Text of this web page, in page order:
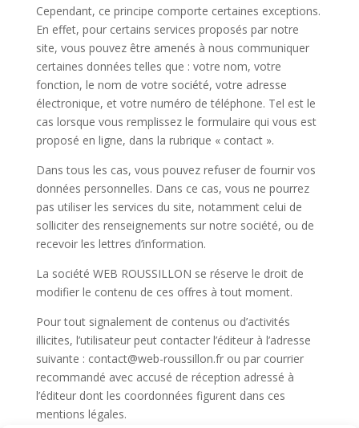
Cependant, ce principe comporte certaines exceptions.
En effet, pour certains services proposés par notre
site, vous pouvez être amenés à nous communiquer
certaines données telles que : votre nom, votre
fonction, le nom de votre société, votre adresse
électronique, et votre numéro de téléphone. Tel est le
cas lorsque vous remplissez le formulaire qui vous est
proposé en ligne, dans la rubrique « contact ».
Dans tous les cas, vous pouvez refuser de fournir vos
données personnelles. Dans ce cas, vous ne pourrez
pas utiliser les services du site, notamment celui de
solliciter des renseignements sur notre société, ou de
recevoir les lettres d’information.
La société WEB ROUSSILLON se réserve le droit de
modifier le contenu de ces offres à tout moment.
Pour tout signalement de contenus ou d’activités
illicites, l’utilisateur peut contacter l’éditeur à l’adresse
suivante : contact@web-roussillon.fr ou par courrier
recommandé avec accusé de réception adressé à
l’éditeur dont les coordonnées figurent dans ces
mentions légales.